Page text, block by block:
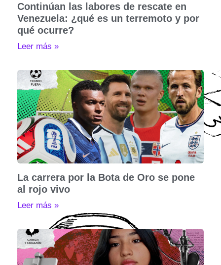
Continúan las labores de rescate en
Venezuela: ¿qué es un terremoto y por
qué ocurre?
Leer más »
La carrera por la Bota de Oro se pone
al rojo vivo
Leer más »